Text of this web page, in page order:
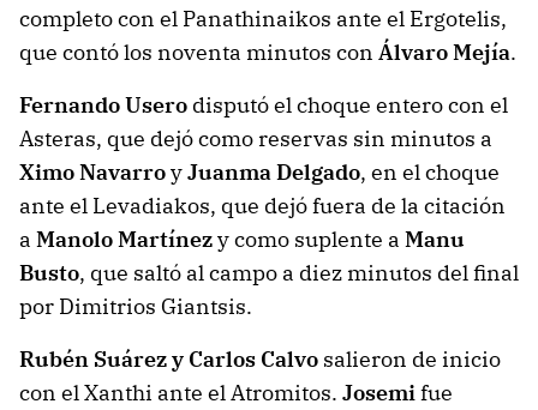
completo con el Panathinaikos ante el Ergotelis,
que contó los noventa minutos con Álvaro Mejía.
Fernando Usero disputó el choque entero con el
Asteras, que dejó como reservas sin minutos a
Ximo NavarroyJuanma Delgado, en el choque
ante el Levadiakos, que dejó fuera de la citación
a Manolo Martínezy como suplente a Manu
Busto, que saltó al campo a diez minutos del final
por Dimitrios Giantsis.
Rubén Suárez y Carlos Calvo salieron de inicio
con el Xanthi ante el Atromitos. Josemifue